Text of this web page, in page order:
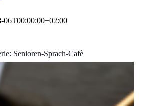
06T00:00:00+02:00
Senioren-Sprach-Cafè